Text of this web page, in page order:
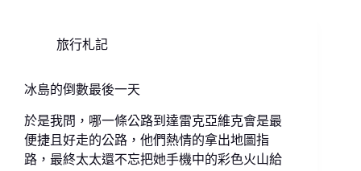
旅行札記
冰島的倒數最後一天
於是我問，哪一條公路到達雷克亞維克會是最
便捷且好走的公路，他們熱情的拿出地圖指
路，最終太太還不忘把她手機中的彩色火山給